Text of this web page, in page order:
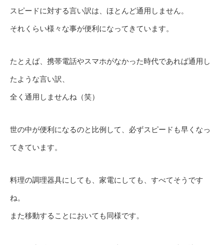
スピードに対する言い訳は、ほとんど通用しません。
それくらい様々な事が便利になってきています。
たとえば、携帯電話やスマホがなかった時代であれば通用し
たような言い訳、
全く通用しませんね（笑）
世の中が便利になるのと比例して、必ずスピードも早くなっ
てきています。
料理の調理器具にしても、家電にしても、すべてそうです
ね。
また移動することにおいても同様です。